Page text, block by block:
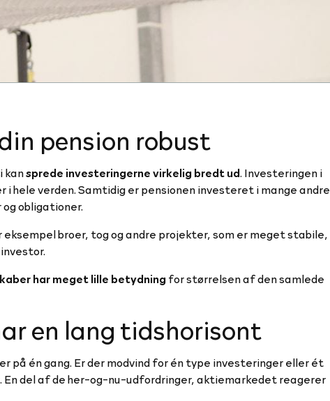
pension robust
kansprede investeringerne virkelig bredt ud. Investeringen i
hele verden. Samtidig er pensionen investeret i mange andre
obligationer.
broer, tog og andre projekter, som er meget stabile,
har meget lille betydningfor størrelsen af den samlede
en lang tidshorisont
én gang. Er der modvind for én type investeringer eller ét
del af de her-og-nu-udfordringer, aktiemarkedet reagerer